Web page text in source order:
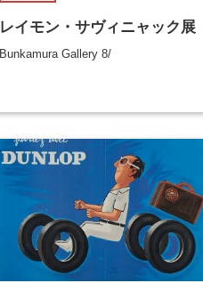
レイモン・サヴィニャック展
Bunkamura Gallery 8/